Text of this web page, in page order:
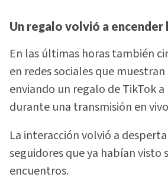
Un regalo volvió a encender
En las últimas horas también
en redes sociales que
enviando un regalo de TikTok a
durante una transmisión en
La interacción volvió a
seguidores que ya habían visto
encuentros.